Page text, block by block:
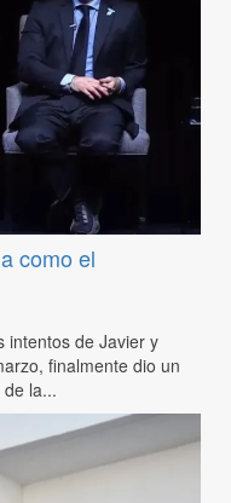
como el
intentos de Javier y
finalmente dio un
la...